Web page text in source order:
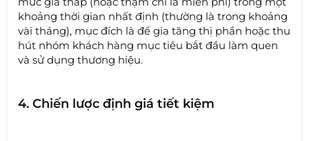
khoảng thời gian nhất định (thường là trong khoảng
vài tháng), mục đích là để gia tăng thị phần hoặc thu
hút nhóm khách hàng mục tiêu bắt đầu làm quen
và sử dụng thương hiệu.
4. Chiến lược định giá tiết kiệm